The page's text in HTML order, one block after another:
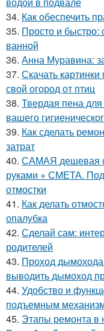
34. Как обеспечить
35. Просто и быстро:
ванной
36. Анна Муравина:
37. Скачать
свой огород от птиц
38. Твердая пена
вашего
39. Как сделать
затрат
40. САМАЯ дешевая
руками + СМЕТА.
отмостки
41. Как делать
опалубка
42. Сделай сам:
родителей
43. Проход
выводить дымоход
44. Удобство и
подъемным
45. Этапы ремонта в